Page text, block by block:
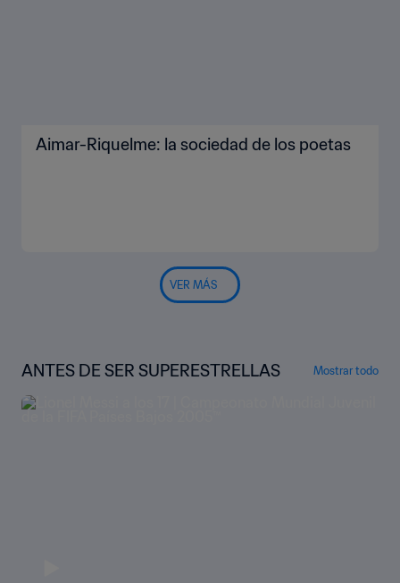
Aimar-Riquelme: la sociedad de los poetas
VER MÁS
ANTES DE SER SUPERESTRELLAS Mostrar todo